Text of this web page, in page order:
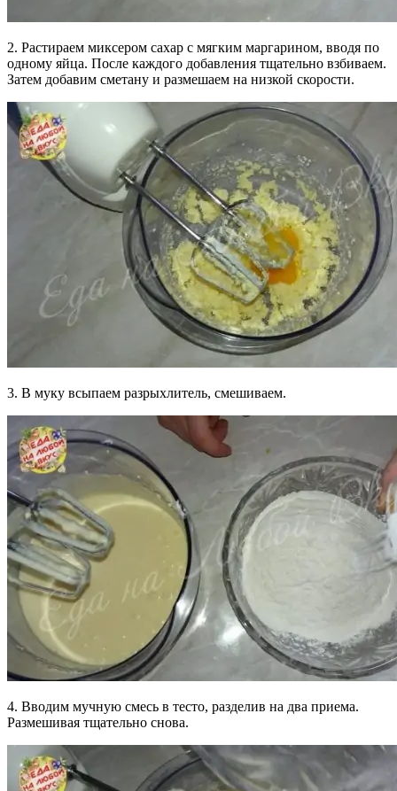
2. Растираем миксером сахар с мягким маргарином, вводя по
одному яйца. После каждого добавления тщательно взбиваем.
Затем добавим сметану и размешаем на низкой скорости.
3. В муку всыпаем разрыхлитель, смешиваем.
4. Вводим мучную смесь в тесто, разделив на два приема.
Размешивая тщательно снова.